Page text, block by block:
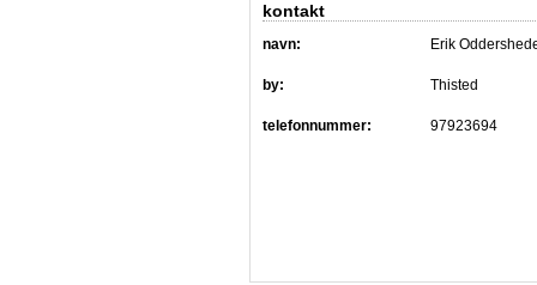
kontakt
navn: Erik
by: Thisted
telefonnummer: 97923694